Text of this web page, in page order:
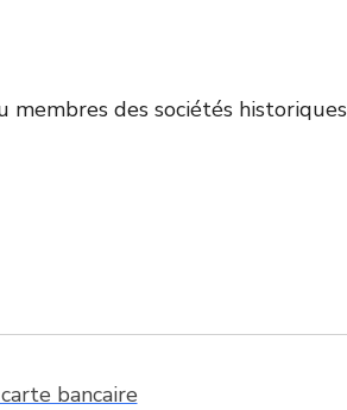
membres des sociétés historiques
bancaire